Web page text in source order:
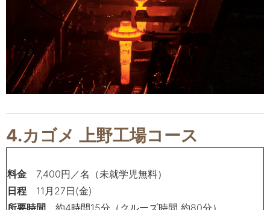
4.カゴメ 上野工場コース
料金 7,400円／名 （未就学児無料）
日程
11 月 27日(金)
所要時間 約4時間15分（クルーズ時間 約80分）